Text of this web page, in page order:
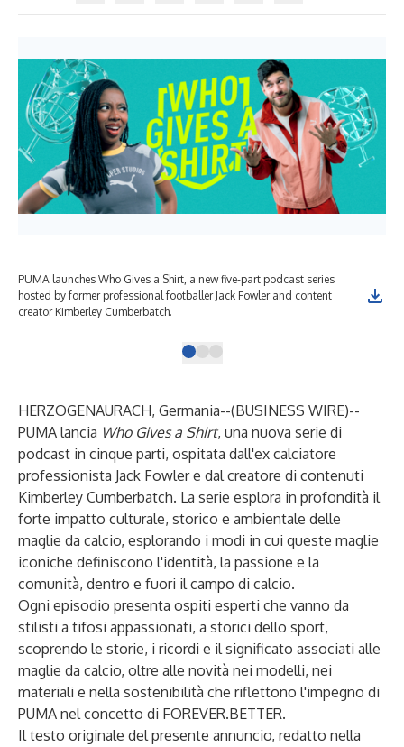
PUMA launches Who Gives a Shirt, a new five-part podcast series
hosted by former professional footballer Jack Fowler and content
creator Kimberley Cumberbatch.
HERZOGENAURACH, Germania--(BUSINESS WIRE)--
PUMA lancia Who Gives a Shirt, una nuova serie di
podcast in cinque parti, ospitata dall'ex calciatore
professionista Jack Fowler e dal creatore di contenuti
Kimberley Cumberbatch. La serie esplora in profondità il
forte impatto culturale, storico e ambientale delle
maglie da calcio, esplorando i modi in cui queste maglie
iconiche definiscono l'identità, la passione e la
comunità, dentro e fuori il campo di calcio.
Ogni episodio presenta ospiti esperti che vanno da
stilisti a tifosi appassionati, a storici dello sport,
scoprendo le storie, i ricordi e il significato associati alle
maglie da calcio, oltre alle novità nei modelli, nei
materiali e nella sostenibilità che riflettono l'impegno di
PUMA nel concetto di FOREVER.BETTER.
Il testo originale del presente annuncio, redatto nella